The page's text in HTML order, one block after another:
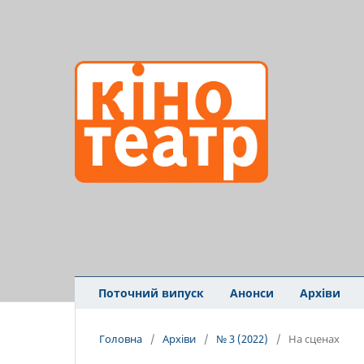
Поточний випуск Анонси Архіви
Головна / Архіви / № 3 (2022) / На сценах